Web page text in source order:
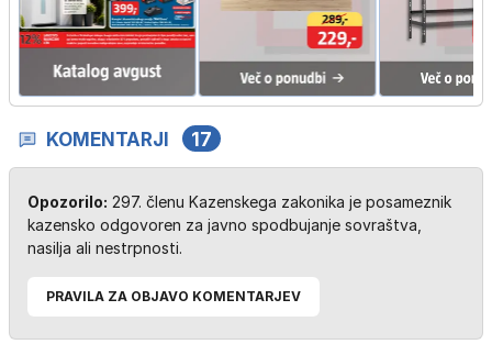
KOMENTARJI 17
Opozorilo: 297. členu Kazenskega zakonika je posameznik
kazensko odgovoren za javno spodbujanje sovraštva,
nasilja ali nestrpnosti.
PRAVILA ZA OBJAVO KOMENTARJEV